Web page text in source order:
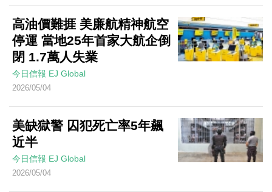
高油價難捱 美廉航精神航空
停運 當地25年首家大航企倒
閉 1.7萬人失業
今日信報 EJ Global
2026/05/04
美缺獄警 囚犯死亡率5年飆
近半
今日信報 EJ Global
2026/05/04